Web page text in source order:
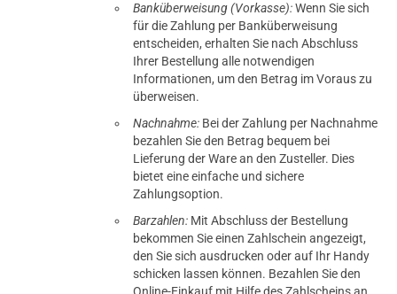
Banküberweisung (Vorkasse):Wenn Sie sich
für die Zahlung per Banküberweisung
entscheiden, erhalten Sie nach Abschluss
Ihrer Bestellung alle notwendigen
Informationen, um den Betrag im Voraus zu
überweisen.
Nachnahme: Bei der Zahlung per Nachnahme
bezahlen Sie den Betrag bequem bei
Lieferung der Ware an den Zusteller. Dies
bietet eine einfache und sichere
Zahlungsoption.
Barzahlen: Mit Abschluss der Bestellung
bekommen Sie einen Zahlschein angezeigt,
den Sie sich ausdrucken oder auf Ihr Handy
schicken lassen können. Bezahlen Sie den